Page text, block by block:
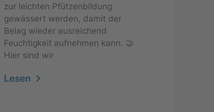
zur leichten Pfützenbildung
gewässert werden, damit der
Belag wieder ausreichend
Feuchtigkeit aufnehmen kann. 🤝
Hier sind wir
Lesen